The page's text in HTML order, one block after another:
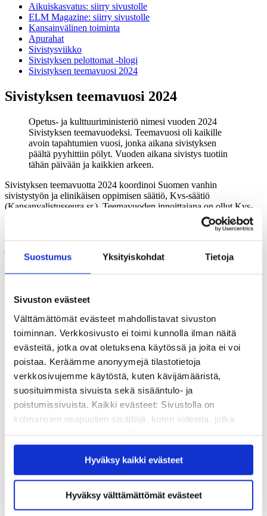
Suostumus Yksityiskohdat Tietoja
Sivuston evästeet
Välttämättömät evästeet mahdollistavat sivuston
toiminnan. Verkkosivusto ei toimi kunnolla ilman näitä
evästeitä, jotka ovat oletuksena käytössä ja joita ei voi
poistaa. Keräämme anonyymejä tilastotietoja
verkkosivujemme käytöstä, kuten kävijämääristä,
suosituimmista sivuista sekä sisääntulo- ja
poistumissivuista. Kaikki evästeet: Sivustolla on
kolmansien osapuolien sisältöjä, kuten videoita, jotka
saattaa estää näiden sisältöjen näkymisen.
Hyväksymällä kaikki evästeet varmistat, että kaikki
sisältö on käytettävissäsi.
Hyväksy kaikki evästeet
Hyväksy välttämättömät evästeet
Aikuiskasvatus: siirry sivustolle
ELM Magazine: siirry sivustolle
Kansainvälinen toiminta
Apurahat
Sivistysviikko
Sivistyksen pelottomat -blogi
Sivistyksen teemavuosi 2024
Sivistyksen teemavuosi 2024
Opetus- ja kulttuuriministeriö nimesi vuoden 2024
Sivistyksen teemavuodeksi. Teemavuosi oli kaikille
avoin tapahtumien vuosi, jonka aikana sivistyksen
päältä pyyhittiin pölyt. Vuoden aikana sivistys tuotiin
tähän päivään ja kaikkien arkeen.
Sivistyksen teemavuotta 2024 koordinoi Suomen vanhin
sivistystyön ja elinikäisen oppimisen säätiö, Kvs-säätiö
(Kansanvalistusseura sr.). Teemavuoden innoittajana on ollut Kvs-
Toimikunnan puheenjohtaja oli europarlamentaarikkoSirpa
Sivistyksen teemavuosi 2024 oli kaikille avoin tapahtumien vuosi.
tapahtumansa osaksi Sivistyksen teemavuoden 2024
tapahtumakalenteria.
Teemavuoden tapahtumista viestittiin somessa tunnisteilla
#sivistys2024 #bildning2024
Sivistystyö jatkuu myös teemavuoden jälkeen – Sivistys kuuluu
kaikille!
Sivistyksen tulevaisuus -seminaari
Opetus- ja kulttuuriministeriön hallinnon alan Sivistyksen
teemavuoden päättävä seminaari järjestettiin 19.3.2025 Tieteiden
talolla. Seminaarin alustukset ja aineistot: